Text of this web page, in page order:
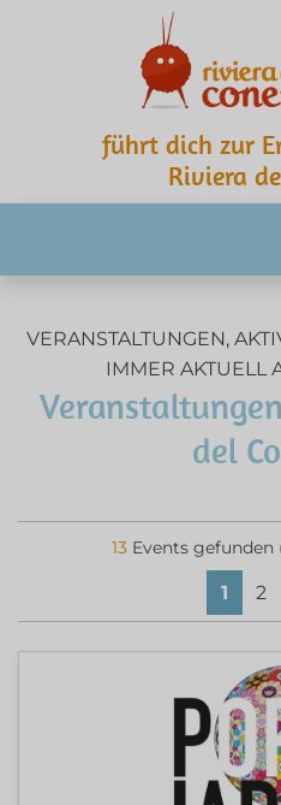
führt dich zur
Riviera
VERANSTALTUNGEN,
IMMER AKTUELL
del
13 Events gefunden
1 2